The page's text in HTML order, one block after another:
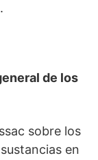
de los
sobre los
en